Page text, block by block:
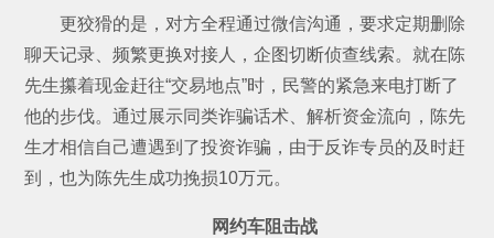
更狡猾的是，对方全程通过微信沟通，要求定期删除
聊天记录、频繁更换对接人，企图切断侦查线索。就在陈
先生攥着现金赶往“交易地点”时，民警的紧急来电打断了
他的步伐。通过展示同类诈骗话术、解析资金流向，陈先
生才相信自己遭遇到了投资诈骗，由于反诈专员的及时赶
到，也为陈先生成功挽损10万元。
网约车阻击战